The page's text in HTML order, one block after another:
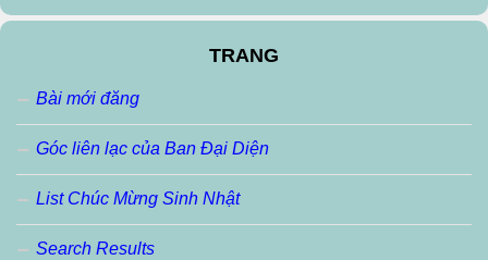
TRANG
Bài mới đăng
Góc liên lạc của Ban Đại Diện
List Chúc Mừng Sinh Nhật
Search Results